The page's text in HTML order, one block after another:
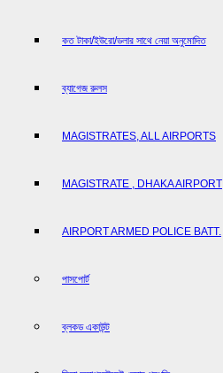
কত টাকা/ইউরো/ডলার সাথে নেয়া অনুমোদিত
ব্যাগেজ রুলস
MAGISTRATES, ALL AIRPORTS
MAGISTRATE , DHAKA AIRPORT
AIRPORT ARMED POLICE BATT.
পাসপোর্ট
ব্লকড একাউন্ট